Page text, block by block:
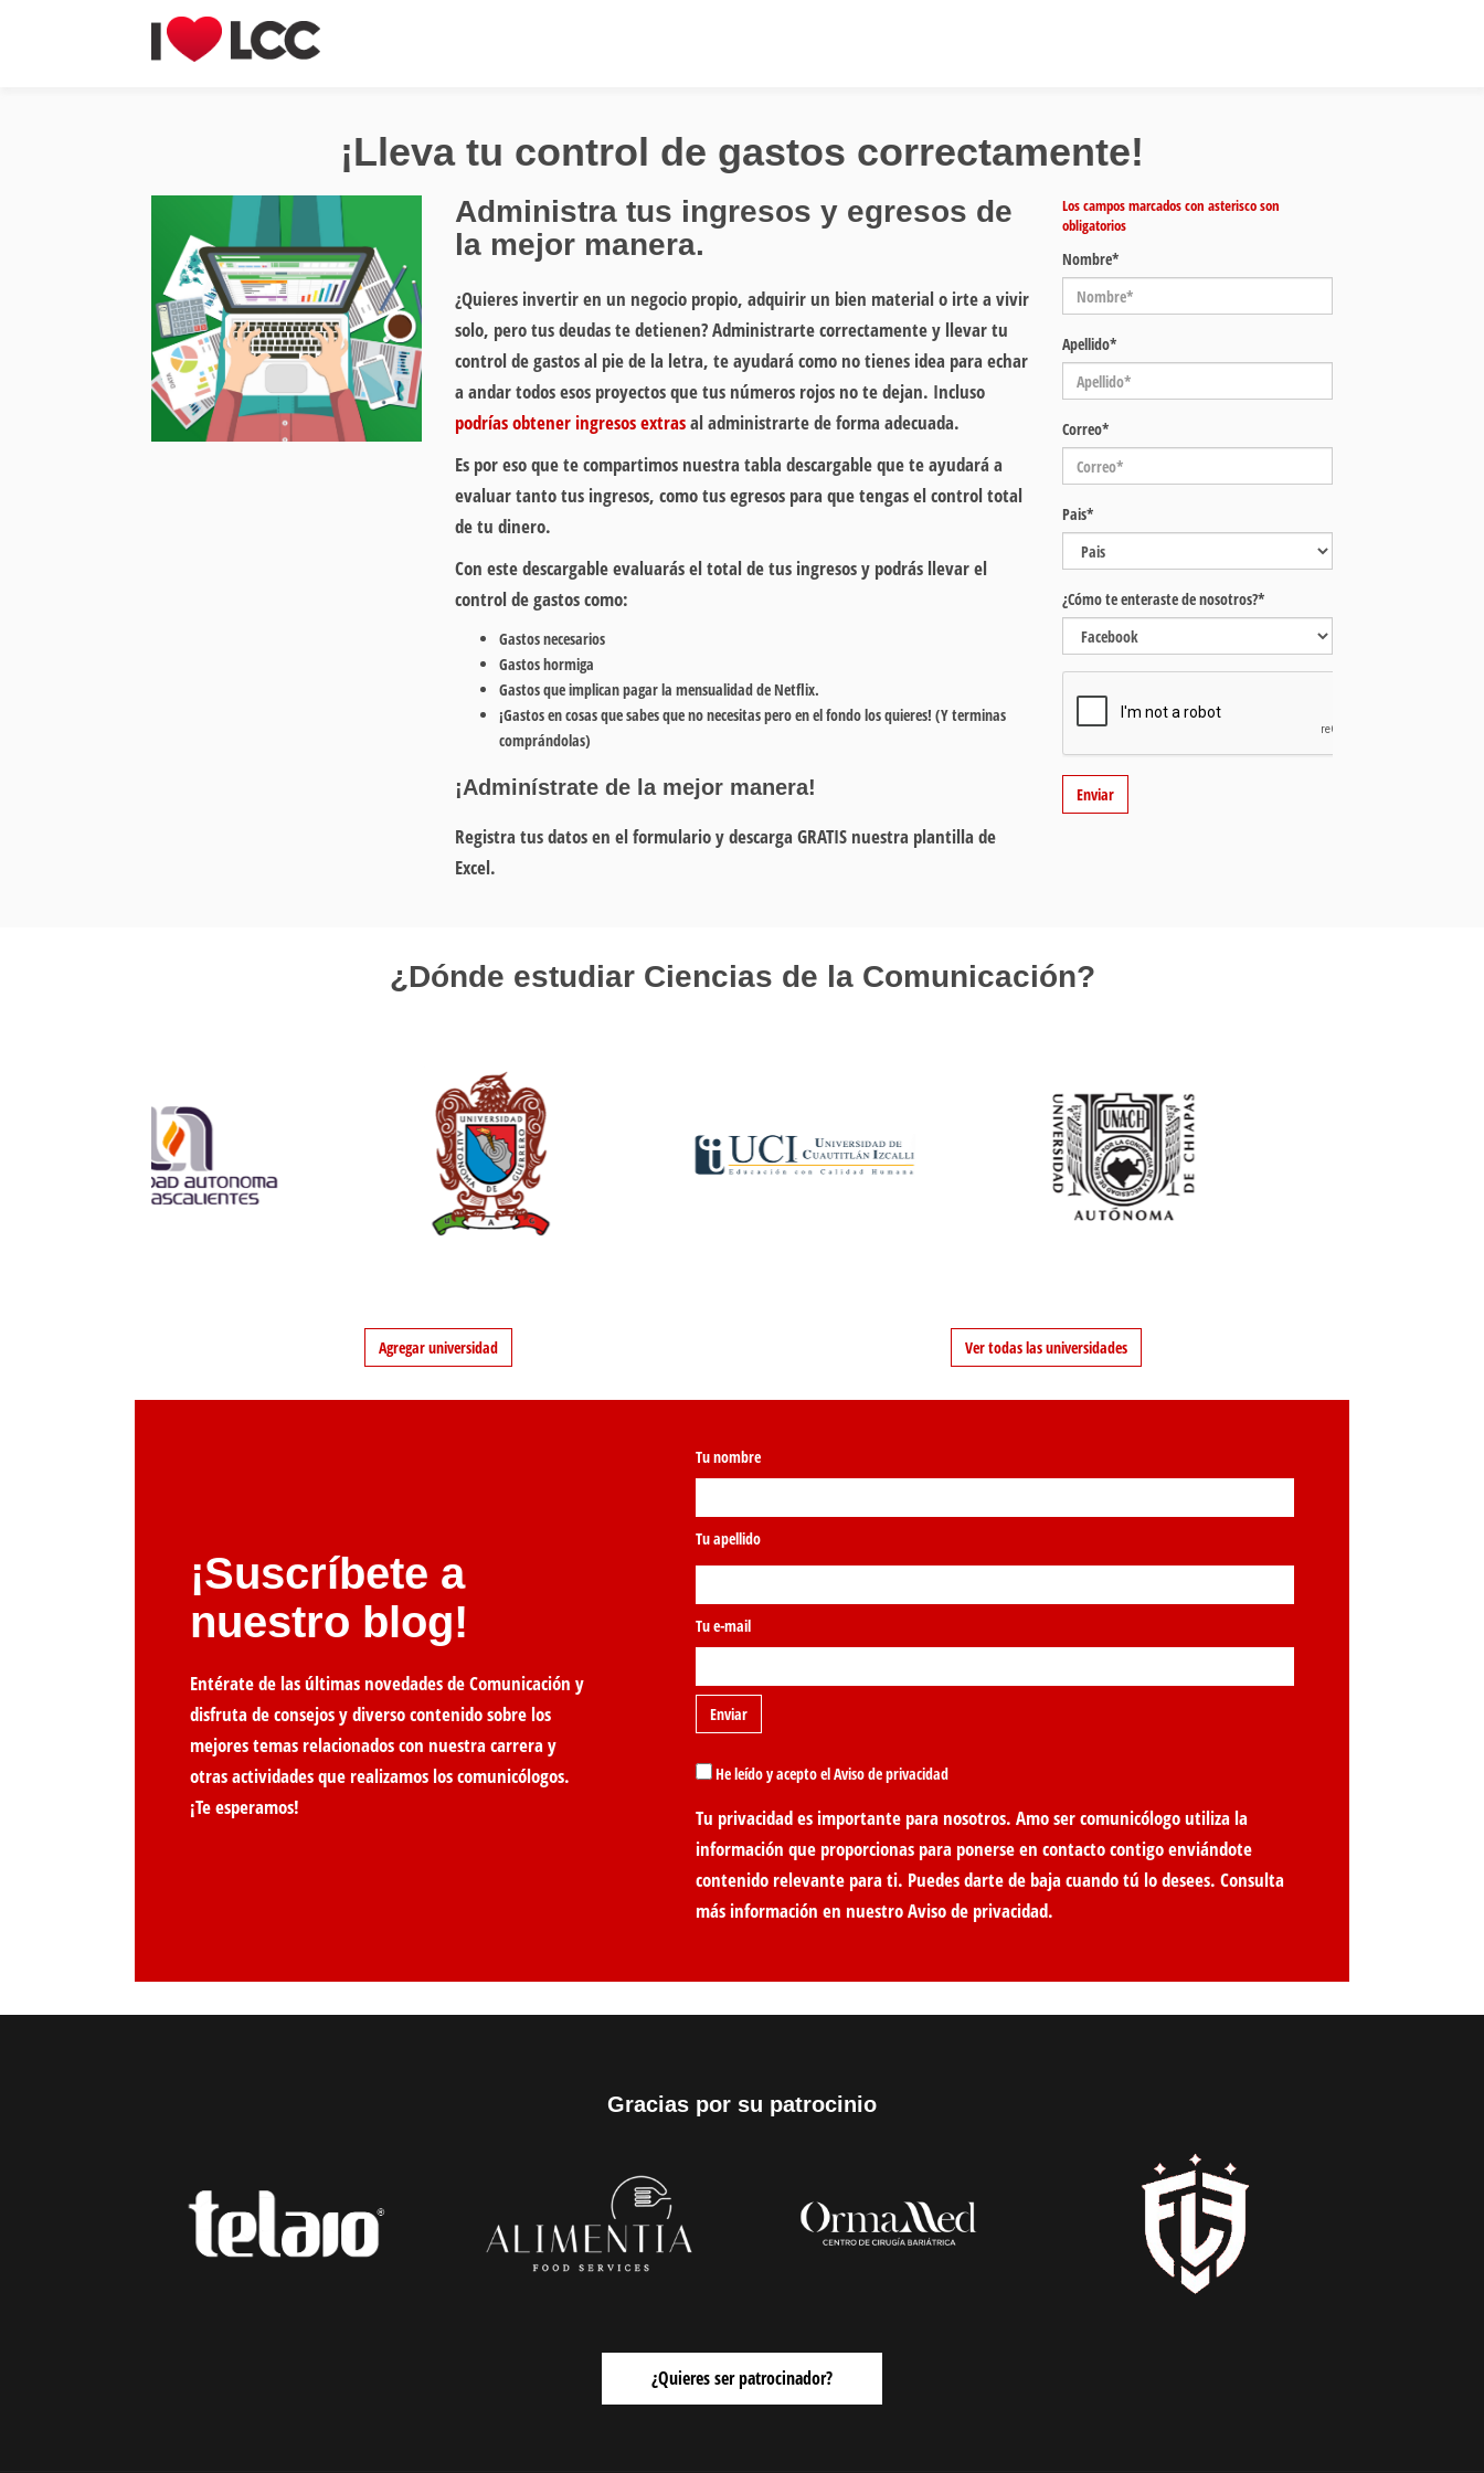
¡Lleva tu control de gastos correctamente!
Administra tus ingresos y egresos de
la mejor manera.
¿Quieres invertir en un negocio propio, adquirir un bien material o irte a vivir
solo, pero tus deudas te detienen? Administrarte correctamente y llevar tu
control de gastos al pie de la letra, te ayudará como no tienes idea para echar
a andar todos esos proyectos que tus números rojos no te dejan. Incluso
podrías obtener ingresos extrasal administrarte de forma adecuada.
Es por eso que te compartimos nuestra tabla descargable que te ayudará a
evaluar tanto tus ingresos, como tus egresos para que tengas el control total
de tu dinero.
Con este descargable evaluarás el total de tus ingresos y podrás llevar el
control de gastos como:
Gastos necesarios
Gastos hormiga
Gastos que implican pagar la mensualidad de Netflix.
¡Gastos en cosas que sabes que no necesitas pero en el fondo los quieres! (Y terminas
comprándolas)
¡Adminístrate de la mejor manera!
Registra tus datos en el formulario ydescarga GRATIS nuestra plantilla de
Excel.
Los campos marcados con asterisco son
obligatorios
Nombre*
Apellido*
Correo*
Pais*
¿Cómo te enteraste de nosotros?*
Enviar
¿Dónde estudiar Ciencias de la Comunicación?
Agregar universidad Ver todas las universidades
¡Suscríbete a
nuestro blog!
Entérate de las últimas novedades de Comunicación y
disfruta de consejos y diverso contenido sobre los
mejores temas relacionados con nuestra carrera y
otras actividades que realizamos los comunicólogos.
¡Te esperamos!
Tu nombre
Tu apellido
Tu e-mail
He leído y acepto el Aviso de privacidad
Tu privacidad es importante para nosotros. Amo ser comunicólogo utiliza la
información que proporcionas para ponerse en contacto contigo enviándote
contenido relevante para ti. Puedes darte de baja cuando tú lo desees. Consulta
más información en nuestroAviso de privacidad.
Gracias por su patrocinio
¿Quieres ser patrocinador?